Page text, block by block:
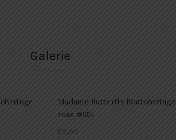
Galerie
Madame Butterfly Blattohrringe
rose #015
€9,90